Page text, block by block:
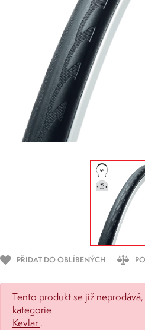
PŘIDAT DO OBLÍBENÝCH
Tento produkt se již
kategorie
Kevlar .